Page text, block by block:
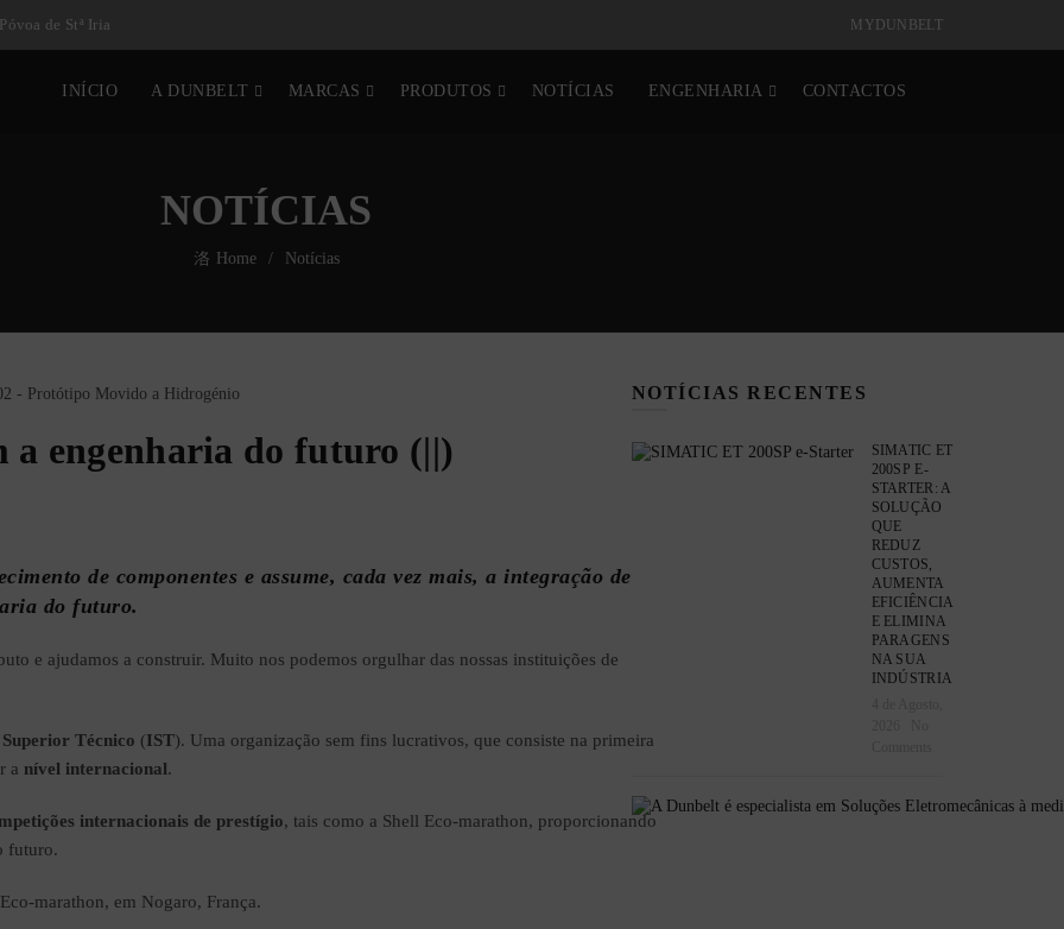
Póvoa de Stª Iria MYDUNBELT
INÍCIO A DUNBELT MARCAS PRODUTOS NOTÍCIAS ENGENHARIA CONTACTOS
NOTÍCIAS
Home Notícias
a engenharia do futuro (||)
de componentes e assume, cada vez mais, a integração de
do futuro.
e ajudamos a construir. Muito nos podemos orgulhar das nossas instituições de
Técnico (IST). Uma organização sem fins lucrativos, que consiste na primeira
a nível internacional.
internacionais de prestígio, tais como a Shell Eco-marathon, proporcionando
futuro.
marathon, em Nogaro, França.
NOTÍCIAS RECENTES
SIMATIC ET
200SP E-
STARTER: A
SOLUÇÃO
QUE
REDUZ
CUSTOS,
AUMENTA
EFICIÊNCIA
E ELIMINA
PARAGENS
NA SUA
INDÚSTRIA